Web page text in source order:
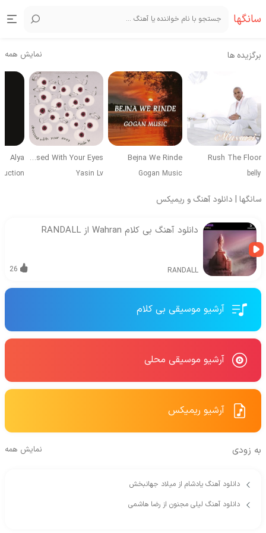
سانگها
برگزیده ها نمایش همه
Rush The Floor
belly
Bejna We Rinde
Gogan Music
Obsessed With Your Eyes
Yasin Lv
Alya
سانگها | دانلود آهنگ و ریمیکس
دانلود آهنگ بی کلام Wahran از RANDALL
RANDALL
26
آرشیو موسیقی بی کلام
آرشیو موسیقی محلی
آرشیو ریمیکس
به زودی نمایش همه
دانلود آهنگ یادشام از میلاد جهانبخش
دانلود آهنگ لیلی مجنون از رضا هاشمی